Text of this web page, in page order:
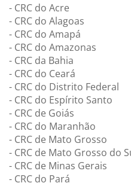
- CRC do Acre
- CRC do Alagoas
- CRC do Amapá
- CRC do Amazonas
- CRC da Bahia
- CRC do Ceará
- CRC do Distrito Federal
- CRC do Espírito Santo
- CRC de Goiás
- CRC do Maranhão
- CRC de Mato Grosso
- CRC de Mato Grosso do
- CRC de Minas Gerais
- CRC do Pará